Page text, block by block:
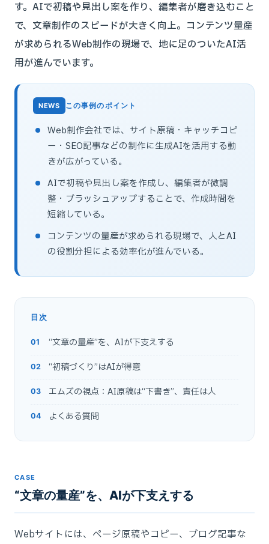
す。AIで初稿や見出し案を作り、編集者が磨き込むこと
で、文章制作のスピードが大きく向上。コンテンツ量産
が求められるWeb制作の現場で、地に足のついたAI活
用が進んでいます。
この事例のポイント
Web制作会社では、サイト原稿・キャッチコピ
ー・SEO記事などの制作に生成AIを活用する動
きが広がっている。
AIで初稿や見出し案を作成し、編集者が微調
整・ブラッシュアップすることで、作成時間を
短縮している。
コンテンツの量産が求められる現場で、人とAI
の役割分担による効率化が進んでいる。
目次
“文章の量産”を、AIが下支えする
“初稿づくり”はAIが得意
エムズの視点：AI原稿は“下書き”、責任は人
よくある質問
CASE
“文章の量産”を、AIが下支えする
Webサイトには、ページ原稿やコピー、ブログ記事な